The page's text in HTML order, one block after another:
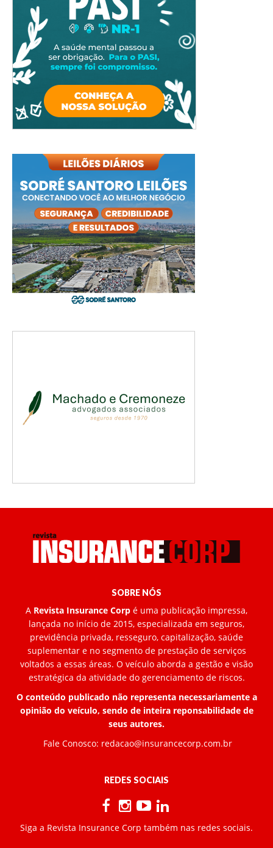
SOBRE NÓS
A Revista Insurance Corp é uma publicação impressa,
lançada no início de 2015, especializada em seguros,
previdência privada, resseguro, capitalização, saúde
suplementar e no segmento de prestação de serviços
voltados a essas áreas. O veículo aborda a gestão e visão
estratégica da atividade do gerenciamento de riscos.
O conteúdo publicado não representa necessariamente a
opinião do veículo, sendo de inteira reponsabilidade de
seus autores.
Fale Conosco: redacao@insurancecorp.com.br
REDES SOCIAIS
Siga a Revista Insurance Corp também nas redes sociais.